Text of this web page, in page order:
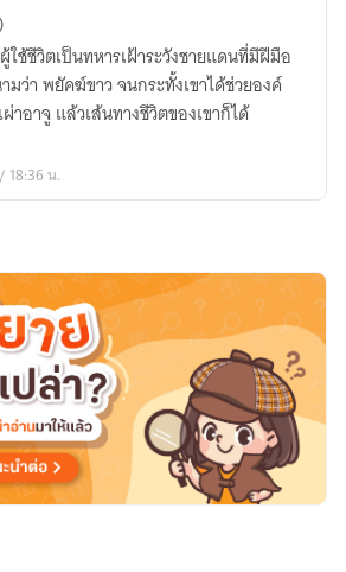
ใช้ชีวิตเป็นทหารเฝ้าระวังชายแดนที่มีฝีมือ
ว่า พยัคฆ์ขาว จนกระทั้งเขาได้ช่วยองค์
อาจู แล้วเส้นทางชีวิตของเขาก็ได้
18:36 น.